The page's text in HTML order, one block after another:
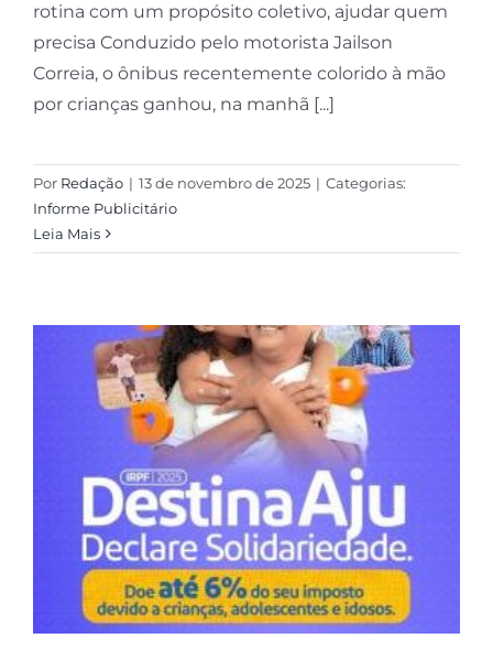
rotina com um propósito coletivo, ajudar quem
precisa Conduzido pelo motorista Jailson
Correia, o ônibus recentemente colorido à mão
por crianças ganhou, na manhã [...]
Por Redação | 13 de novembro de 2025 | Categorias:
Informe Publicitário
Leia Mais